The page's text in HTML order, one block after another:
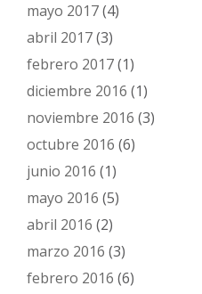
mayo 2017(4)
abril 2017(3)
febrero 2017(1)
diciembre 2016 (1)
noviembre 2016 (3)
octubre 2016 (6)
junio 2016 (1)
mayo 2016 (5)
abril 2016 (2)
marzo 2016 (3)
febrero 2016 (6)